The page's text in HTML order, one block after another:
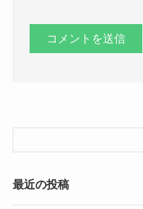
最近の投稿